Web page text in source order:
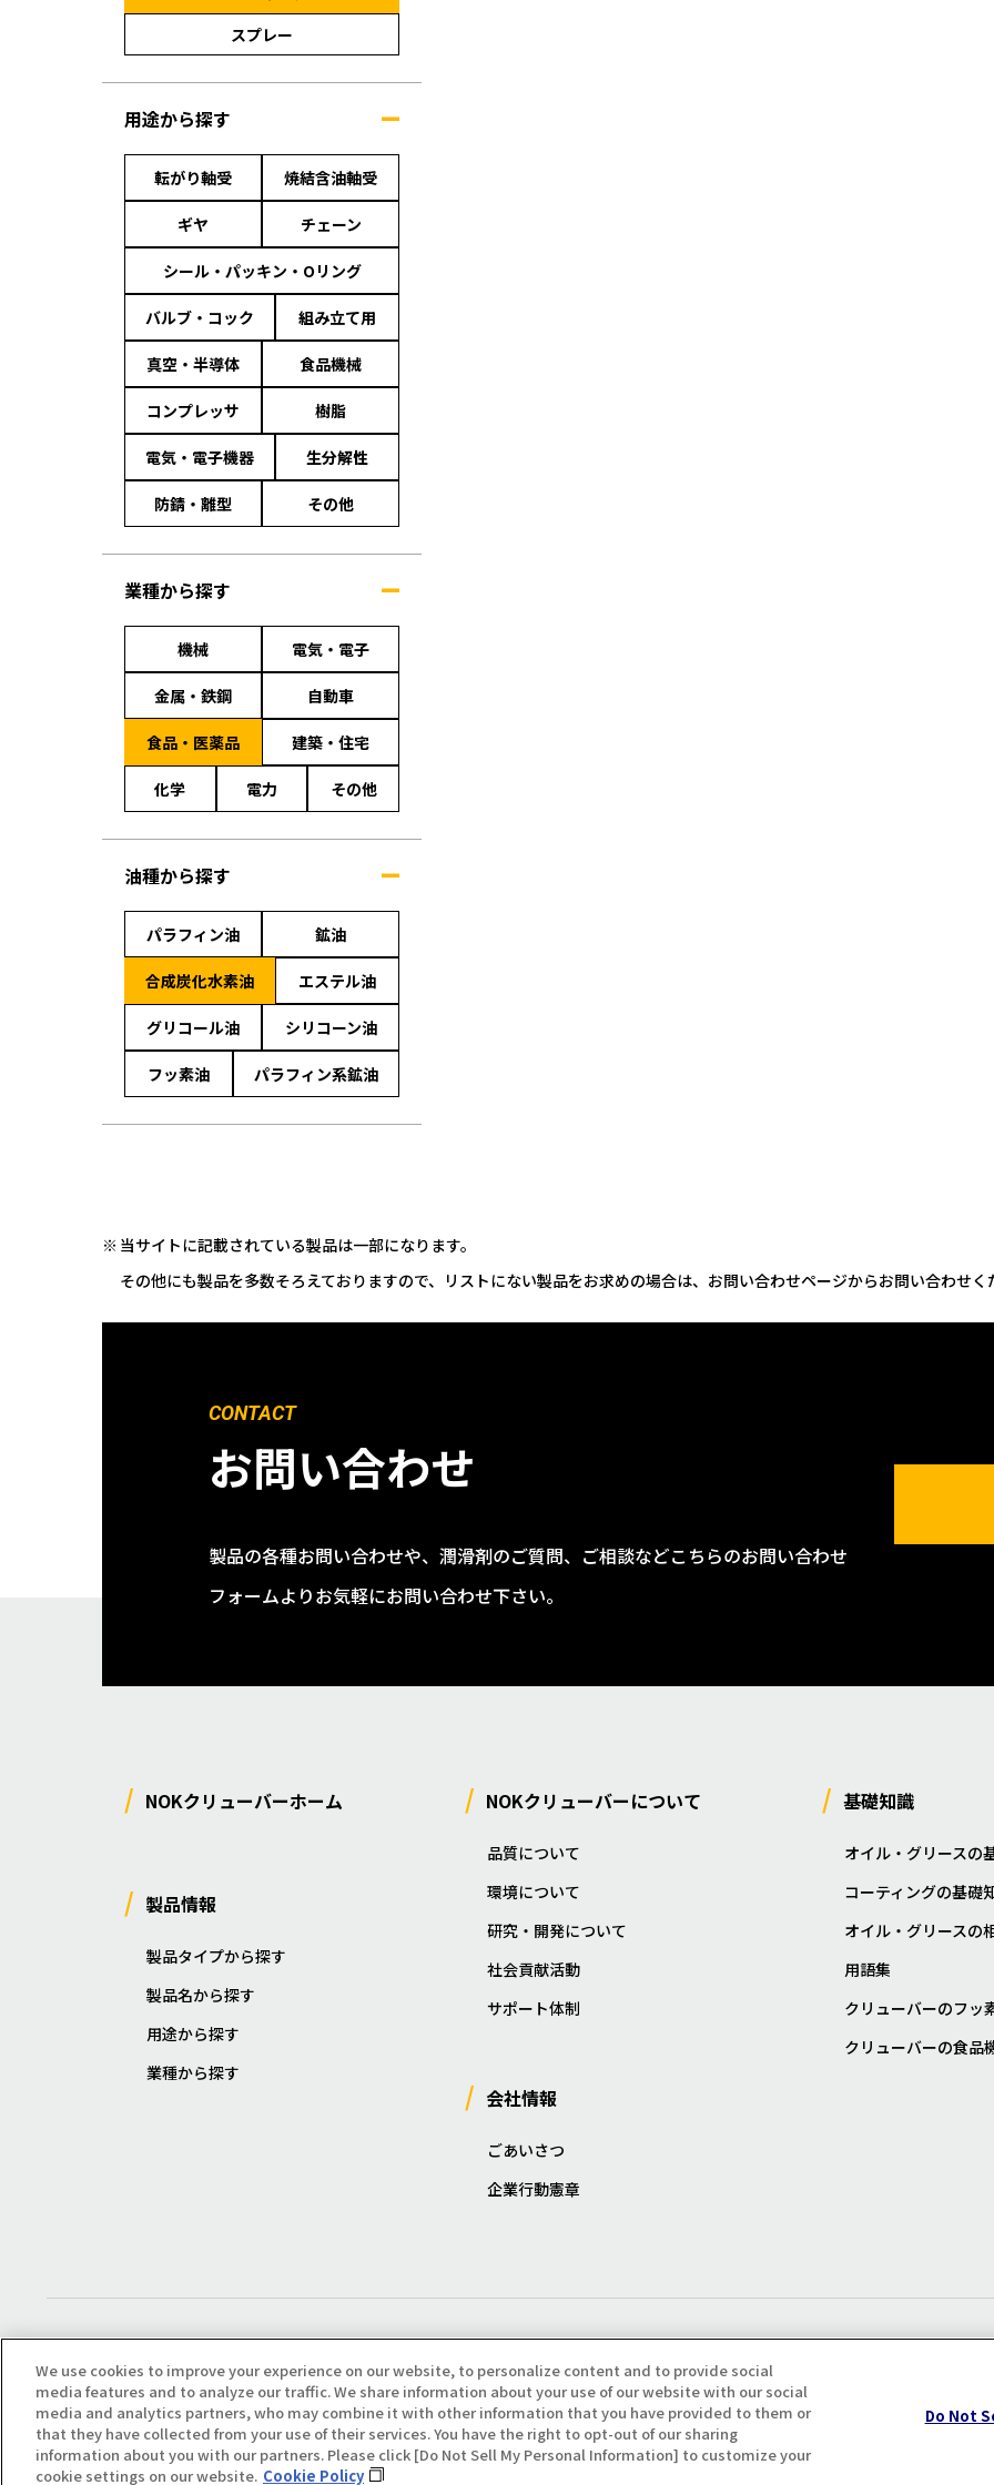
スプレー
用途から探す
転がり軸受 焼結含油軸受
ギヤ チェーン
シール・パッキン・Oリング
バルブ・コック 組み立て用
真空・半導体 食品機械
コンプレッサ 樹脂
電気・電子機器 生分解性
防錆・離型 その他
業種から探す
機械 電気・電子
金属・鉄鋼 自動車
食品・医薬品 建築・住宅
化学 電力 その他
油種から探す
パラフィン油 鉱油
合成炭化水素油 エステル油
グリコール油 シリコーン油
フッ素油 パラフィン系鉱油
当サイトに記載されている製品は一部になります。
その他にも製品を多数そろえておりますので、リストにない製品をお求めの場合は、お問い合わせページからお問い合わせく
CONTACT
お問い合わせ
製品の各種お問い合わせや、潤滑剤のご質問、ご相談などこちらのお問い合わせ
フォームよりお気軽にお問い合わせ下さい。
NOKクリューバーホーム
製品情報
製品タイプから探す
製品名から探す
用途から探す
業種から探す
NOKクリューバーについて
品質について
環境について
研究・開発について
社会貢献活動
サポート体制
会社情報
ごあいさつ
企業行動憲章
基礎知識
オイル・グリースの
コーティングの基礎
オイル・グリースの
用語集
クリューバーのフッ
クリューバーの食品
プライバシー・クッキーポリシ
Copyright(C) All Right Reserved. Producted by NOK KLÜBER CO., LTD.
We use cookies to improve your experience on our website, to personalize content and to provide social
media features and to analyze our traffic. We share information about your use of our website with our social
media and analytics partners, who may combine it with other information that you have provided to them or
that they have collected from your use of their services. You have the right to opt-out of our sharing
information about you with our partners. Please click [Do Not Sell My Personal Information] to customize your
cookie settings on our website. Cookie Policy
Do Not